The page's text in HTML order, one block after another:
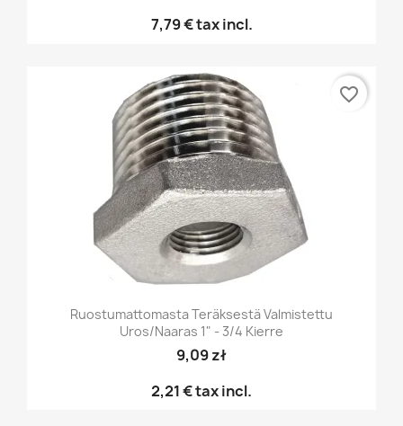
7,79 €tax incl.
Ruostumattomasta Teräksestä Valmistettu
Uros/naaras 1" - 3/4 Kierre
9,09 zł
2,21 €tax incl.
favorite_border